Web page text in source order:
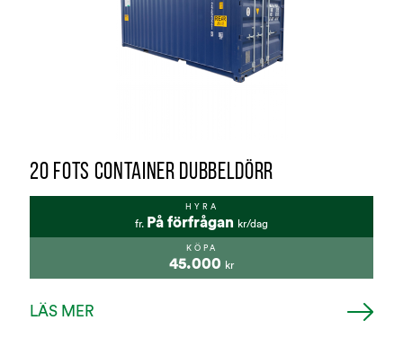
20 FOTS CONTAINER DUBBELDÖRR
HYRA
fr. På förfrågan kr/dag
KÖPA
45.000 kr
LÄS MER